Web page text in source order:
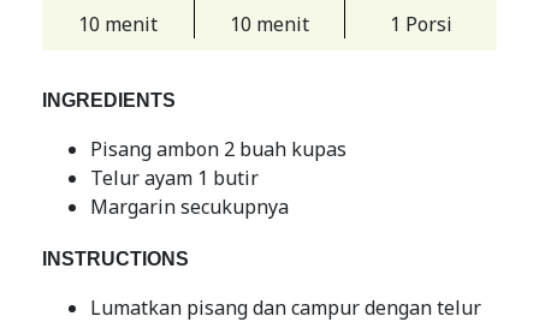
10 menit 10 menit 1 Porsi
INGREDIENTS
Pisang ambon 2 buah kupas
Telur ayam 1 butir
Margarin secukupnya
INSTRUCTIONS
Lumatkan pisang dan campur dengan telur